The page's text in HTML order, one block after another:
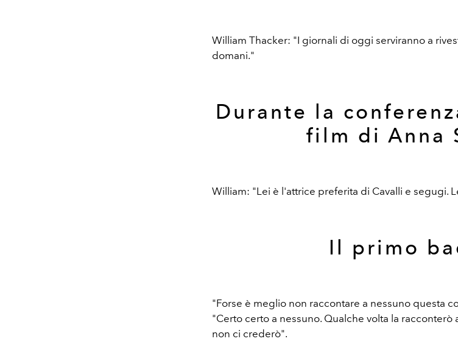
William Thacker: "I giornali di oggi serviranno a
domani."
Durante la
film di Anna
William: "Lei è l'attrice preferita di Cavalli e segugi.
Il primo
"Forse è meglio non raccontare a nessuno questa
"Certo certo a nessuno. Qualche volta la racconterò
non ci crederò".